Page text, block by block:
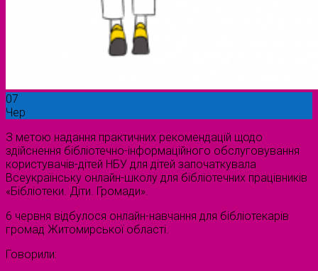
07
Чер
З метою надання практичних рекомендацій щодо
здійснення бібліотечно-інформаційного обслуговування
користувачів-дітей НБУ для дітей започаткувала
Всеукраїнську онлайн-школу для бібліотечних працівників
«Бібліотеки. Діти. Громади».
6 червня відбулося онлайн-навчання для бібліотекарів
громад Житомирської області.
Говорили: